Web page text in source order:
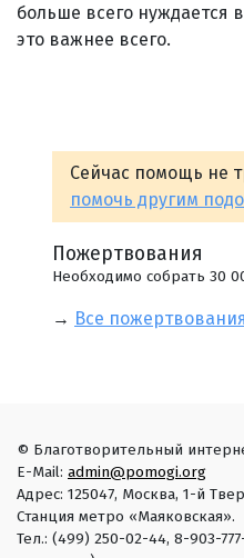
больше всего нуждается
это важнее всего.
Сейчас помощь не
помочь другим
Пожертвования
Необходимо собрать 30
→ Все пожертвования
© Благотворительный
E-Mail: admin@pomogi.org
Адрес: 125047, Москва, 1-й
Станция метро «Маяковская».
Тел.: (499) 250-02-44, 8-903-